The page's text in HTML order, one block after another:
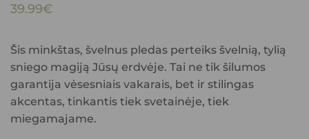
39.99€
Šis minkštas, švelnus pledas perteiks švelnią, tylią
sniego magiją Jūsų erdvėje. Tai ne tik šilumos
garantija vėsesniais vakarais, bet ir stilingas
akcentas, tinkantis tiek svetainėje, tiek
miegamajame.